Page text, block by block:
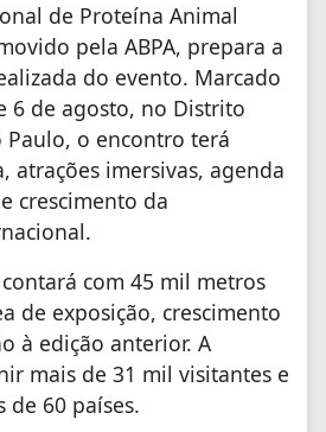
de Proteína Animal
pela ABPA, prepara a
do evento. Marcado
6 de agosto, no Distrito
Paulo, o encontro terá
atrações imersivas, agenda
crescimento da
com 45 mil metros
de exposição, crescimento
à edição anterior. A
mais de 31 mil visitantes e
de 60 países.